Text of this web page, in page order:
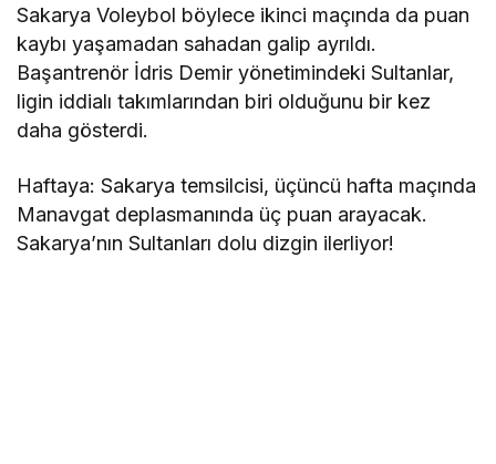
Sakarya Voleybol böylece ikinci maçında da puan
kaybı yaşamadan sahadan galip ayrıldı.
Başantrenör İdris Demir yönetimindeki Sultanlar,
ligin iddialı takımlarından biri olduğunu bir kez
daha gösterdi.
Haftaya: Sakarya temsilcisi, üçüncü hafta maçında
Manavgat deplasmanında üç puan arayacak.
Sakarya’nın Sultanları dolu dizgin ilerliyor!